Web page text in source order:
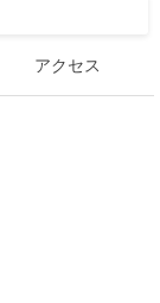
アクセス